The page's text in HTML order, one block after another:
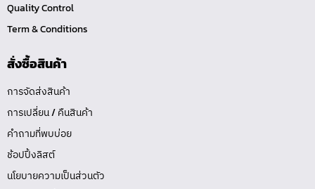
Quality Control
Term & Conditions
สั่งซื้อสินค้า
การจัดส่งสินค้า
การเปลี่ยน / คืนสินค้า
คำถามที่พบบ่อย
ช้อปปิ้งลิสต์
นโยบายความเป็นส่วนตัว